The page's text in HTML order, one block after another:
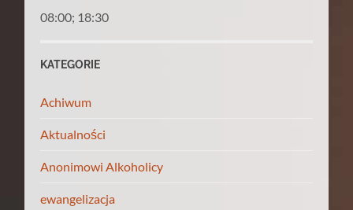
08:00; 18:30
KATEGORIE
Achiwum
Aktualności
Anonimowi Alkoholicy
ewangelizacja